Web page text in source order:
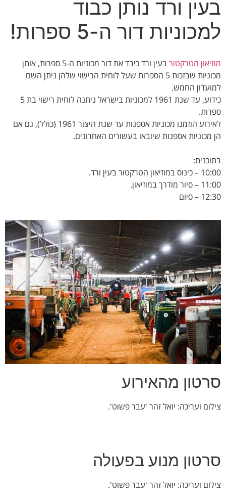
בעין ורד נותן כבוד
למכוניות דור ה-5 ספרות!
מוזיאון הטרקטור
בעין ורד כיבד את דור מכוניות ה-5 ספרות, אותן
מכוניות שבזכות 5 הספרות שעל לוחית הרישוי שלהן ניתן השם
למועדון החמש.
כידוע, עד שנת 1961 למכוניות בישראל ניתנה לוחית רישוי בת 5
ספרות.
לאירוע הוזמנו מכוניות אספנות עד שנת היצור 1961 (כולל), גם אם
הן מכוניות אספנות שיובאו בעשורים האחרונים.
בתוכנית:
10:00 – כינוס במוזיאון הטרקטור בעין ורד.
11:00 – סיור מודרך במוזיאון.
12:30 – סיום
סרטון מהאירוע
צילום ועריכה: יואל זהר 'עבר פשוט'.
סרטון מנוע בפעולה
צילום ועריכה: יואל זהר 'עבר פשוט'.